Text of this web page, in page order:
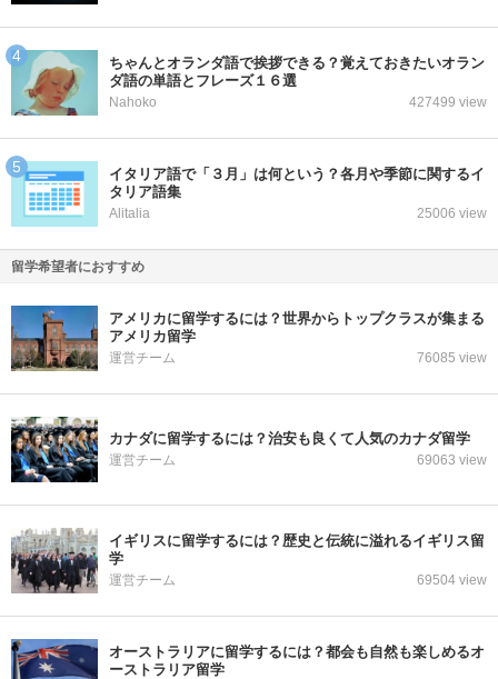
ちゃんとオランダ語で挨拶できる？覚えておきたいオラン
ダ語の単語とフレーズ１６選
Nahoko 427499 view
イタリア語で「３月」は何という？各月や季節に関するイ
タリア語集
Alitalia 25006 view
留学希望者におすすめ
アメリカに留学するには？世界からトップクラスが集まる
アメリカ留学
運営チーム 76085 view
カナダに留学するには？治安も良くて人気のカナダ留学
運営チーム 69063 view
イギリスに留学するには？歴史と伝統に溢れるイギリス留
学
運営チーム 69504 view
オーストラリアに留学するには？都会も自然も楽しめるオ
ーストラリア留学